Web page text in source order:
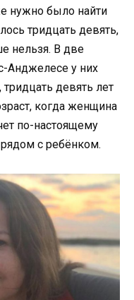
нужно было найти
тридцать девять,
нельзя. В две
Анджелесе у них
девять лет
когда женщина
по-настоящему
с ребёнком.